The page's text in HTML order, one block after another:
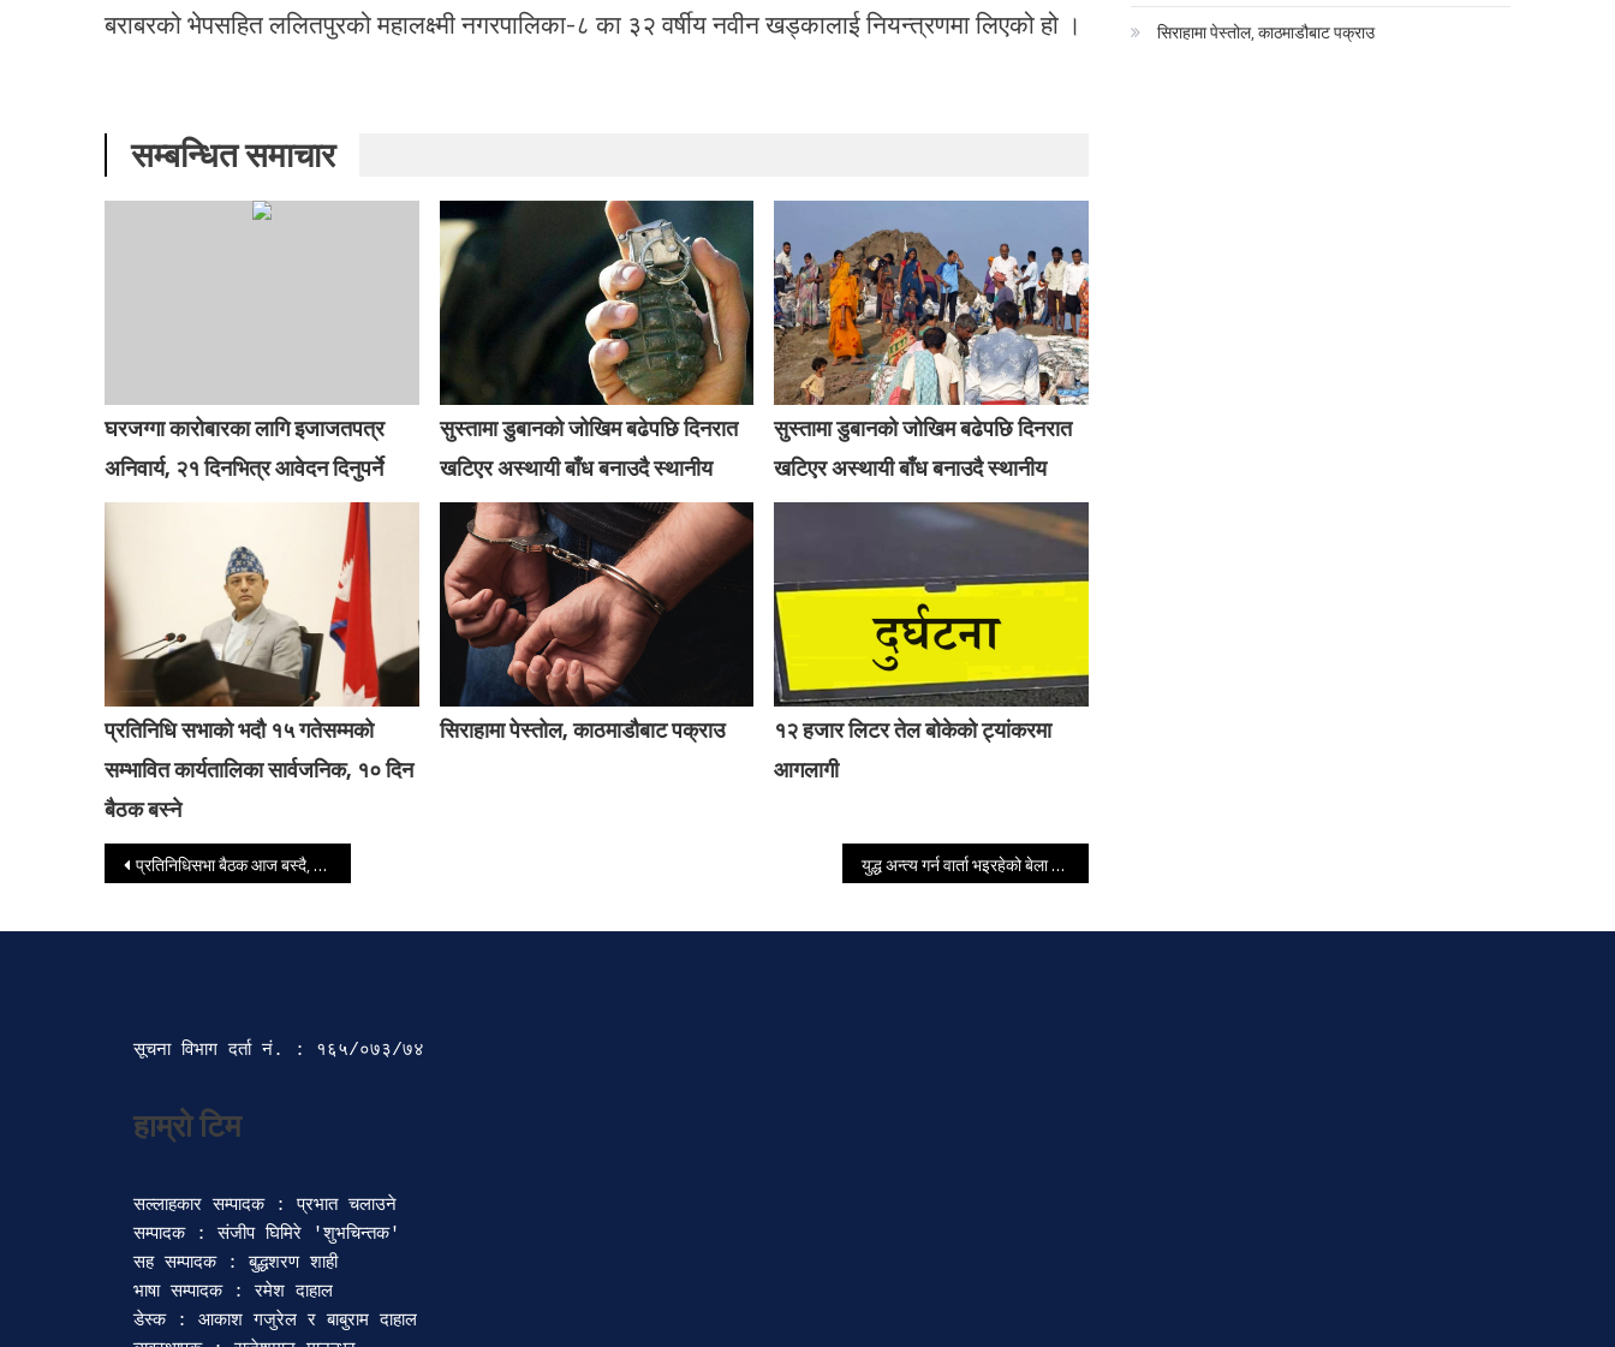
बराबरको भेपसहित ललितपुरको महालक्ष्मी नगरपालिका-८ का ३२ वर्षीय नवीन खड्कालाई नियन्त्रणमा लिएको हो ।
सम्बन्धित समाचार
घरजग्गा कारोबारका लागि इजाजतपत्र
अनिवार्य, २१ दिनभित्र आवेदन दिनुपर्ने
सुस्तामा डुबानको जोखिम बढेपछि दिनरात
खटिएर अस्थायी बाँध बनाउदै स्थानीय
सुस्तामा डुबानको जोखिम बढेपछि दिनरात
खटिएर अस्थायी बाँध बनाउदै स्थानीय
प्रतिनिधि सभाको भदौ १५ गतेसम्मको
सम्भावित कार्यतालिका सार्वजनिक, १० दिन
बैठक बस्ने
सिराहामा पेस्तोल, काठमाडौबाट पक्राउ
१२ हजार लिटर तेल बोकेको ट्यांकरमा
आगलागी
Post navigation
प्रतिनिधिसभा बैठक आज बस्दै, यस्तो छ सम्भावित कार्यसूची युद्ध अन्त्य गर्न वार्ता भइरहेको बेला अमेरिकाले गर्‍यो इरानमाथि हवाइ आक्रमण
सिराहामा पेस्तोल, काठमाडौबाट पक्राउ
सूचना विभाग दर्ता‍ नं. : १६५/०७३/७४
हाम्रो टिम
सल्लाहकार सम्पादक : प्रभात चलाउने
सम्पादक : संजीप घिमिरे 'शुभचिन्तक'
सह सम्पादक : बुद्धशरण शाही
भाषा सम्पादक : रमेश दाहाल
डेस्क : आकाश गजुरेल र बाबुराम दाहाल